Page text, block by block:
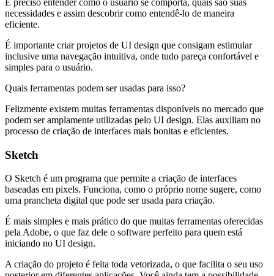
necessidades e assim descobrir como entendê-lo de maneira
eficiente.
É importante criar projetos de UI design que consigam estimular
inclusive uma navegação intuitiva, onde tudo pareça confortável e
simples para o usuário.
Quais ferramentas podem ser usadas para isso?
Felizmente existem muitas ferramentas disponíveis no mercado que
podem ser amplamente utilizadas pelo UI design. Elas auxiliam no
processo de criação de interfaces mais bonitas e eficientes.
Sketch
O Sketch é um programa que permite a criação de interfaces
baseadas em pixels. Funciona, como o próprio nome sugere, como
uma prancheta digital que pode ser usada para criação.
É mais simples e mais prático do que muitas ferramentas oferecidas
pela Adobe, o que faz dele o software perfeito para quem está
iniciando no UI design.
A criação do projeto é feita toda vetorizada, o que facilita o seu uso